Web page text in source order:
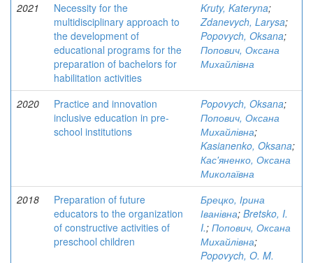
2021
Necessity for the
multidisciplinary approach to
the development of
educational programs for the
preparation of bachelors for
habilitation activities
Kruty, Kateryna;
Zdanevych, Larysa;
Popovych, Oksana;
Попович, Оксана
Михайлівна
2020
Practice and innovation
inclusive education in pre-
school institutions
Popovych, Oksana;
Попович, Оксана
Михайлівна;
Kasianenko, Oksana;
Кас'яненко, Оксана
Миколаївна
2018
Preparation of future
educators to the organization
of constructive activities of
preschool children
Брецко, Ірина
Іванівна; Bretsko, I.
I.; Попович, Оксана
Михайлівна;
Popovych, O. M.